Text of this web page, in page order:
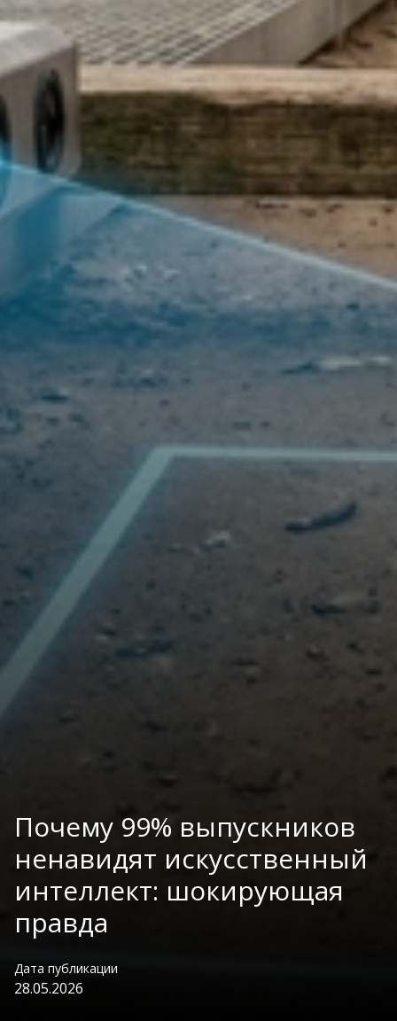
Почему 99% выпускников
ненавидят искусственный
интеллект: шокирующая
правда
Дата публикации
28.05.2026